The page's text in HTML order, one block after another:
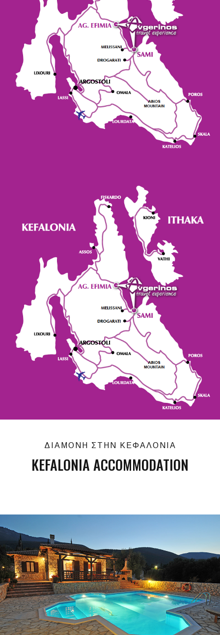
ΔΙΑΜΟΝΗ ΣΤΗΝ ΚΕΦΑΛΟΝΙΑ
KEFALONIA ACCOMMODATION